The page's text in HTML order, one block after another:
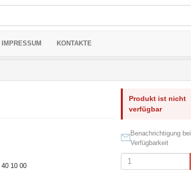
IMPRESSUM KONTAKTE
10 00
Produkt ist nicht
verfügbar
Benachrichtigung bei
Verfügbarkeit